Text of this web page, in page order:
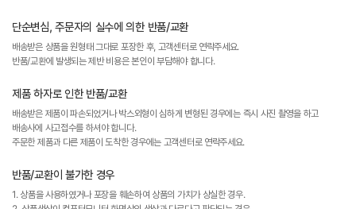
단순변심, 주문자의 실수에 의한 반품/교환
배송받은 상품을 원형태 그대로 포장한 후, 고객센터로 연락주세요.
반품/교환에 발생되는 제반 비용은 본인이 부담해야 합니다.
제품 하자로 인한 반품/교환
배송받은 제품이 파손되었거나 박스외형이 심하게 변형된 경우에는 즉시 사진 촬영을 하고
배송사에 사고접수를 하셔야 합니다.
주문한 제품과 다른 제품이 도착한 경우에는 고객센터로 연락주세요.
반품/교환이 불가한 경우
1. 상품을 사용하였거나 포장을 훼손하여 상품의 가치가 상실한 경우.